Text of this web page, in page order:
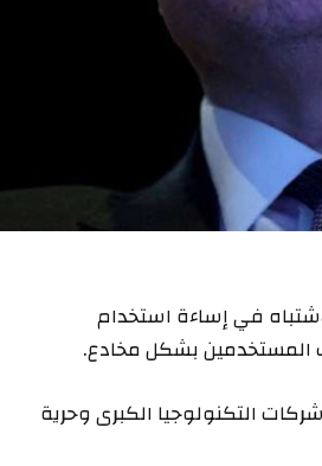
‌في إساءة استخدام
⁠المستخدمين بشكل مخادع.
التكنولوجيا ​الكبرى وحرية